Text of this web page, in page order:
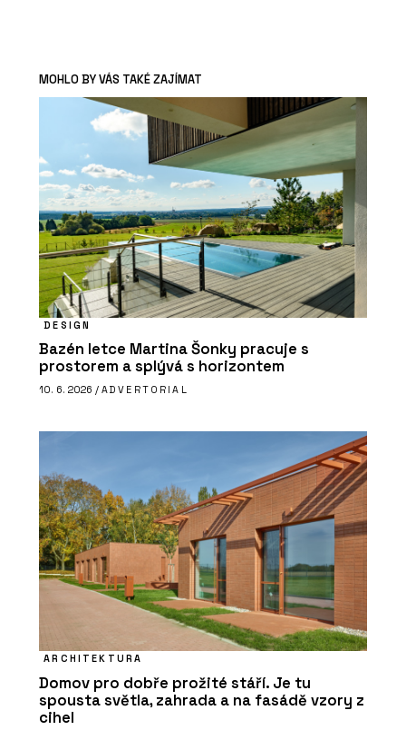
MOHLO BY VÁS TAKÉ ZAJÍMAT
DESIGN
Bazén letce Martina Šonky pracuje s
prostorem a splývá s horizontem
10. 6. 2026 / ADVERTORIAL
ARCHITEKTURA
Domov pro dobře prožité stáří. Je tu
spousta světla, zahrada a na fasádě vzory z
cihel